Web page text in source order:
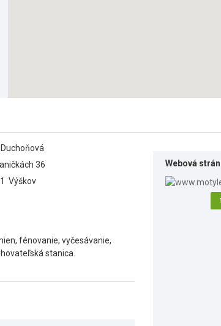
36
Výškov
fénovanie, vyčesávanie,
stanica.
Webová